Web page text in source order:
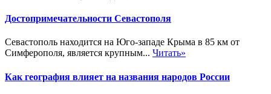
Достопримечательности Севастополя
Севастополь находится на Юго-западе Крыма в 85 км от
Симферополя, является крупным... Читать»
Как география влияет на названия народов России